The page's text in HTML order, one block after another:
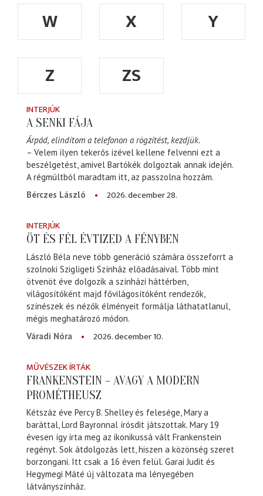
W X
Y
Z
ZS
INTERJÚK
A SENKI FÁJA
Árpád, elindítom a telefonon a rögzítést, kezdjük.
– Velem ilyen tekerős izével kellene felvenni ezt a
beszélgetést, amivel Bartókék dolgoztak annak idején.
A régmúltból maradtam itt, az passzolna hozzám.
Bérczes László
2026. december 28.
INTERJÚK
ÖT ÉS FÉL ÉVTIZED A FÉNYBEN
László Béla neve több generáció számára összeforrt a
szolnoki Szigligeti Színház előadásaival. Több mint
ötvenöt éve dolgozik a színházi háttérben,
világosítóként majd fővilágosítóként rendezők,
színészek és nézők élményeit formálja láthatatlanul,
mégis meghatározó módon.
Váradi Nóra
2026. december 10.
MŰVÉSZEK ÍRTÁK
FRANKENSTEIN – AVAGY A MODERN
PROMÉTHEUSZ
Kétszáz éve Percy B. Shelley és felesége, Mary a
baráttal, Lord Bayronnal írósdit játszottak. Mary 19
évesen így írta meg az ikonikussá vált Frankenstein
regényt. Sok átdolgozás lett, hiszen a közönség szeret
borzongani. Itt csak a 16 éven felül. Garai Judit és
Hegymegi Máté új változata ma lényegében
látványszínház.